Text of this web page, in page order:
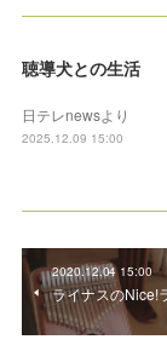
聴導犬との生活
日テレnewsより
2025.12.09 15:00
2020.12.04 15:00
ライナスのNice!